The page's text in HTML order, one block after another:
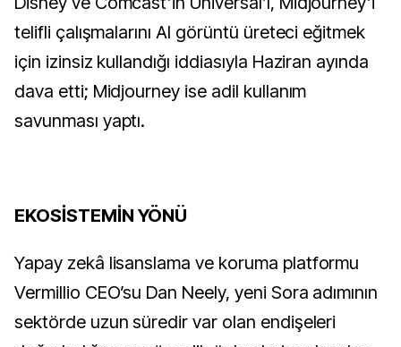
telifli çalışmalarını AI görüntü üreteci eğitmek
için izinsiz kullandığı iddiasıyla Haziran ayında
dava etti; Midjourney ise adil kullanım
savunması yaptı.
EKOSİSTEMİN YÖNÜ
Yapay zekâ lisanslama ve koruma platformu
Vermillio CEO’su Dan Neely, yeni Sora adımının
sektörde uzun süredir var olan endişeleri